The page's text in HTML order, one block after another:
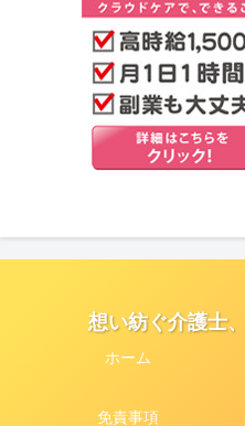
想い紡ぐ介護士
ホーム
免責事項